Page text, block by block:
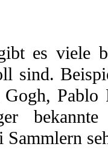
es viele
sind.
Pablo